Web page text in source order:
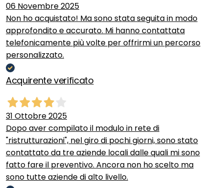
06 Novembre 2025
Non ho acquistato! Ma sono stata seguita in modo
approfondito e accurato. Mi hanno contattata
telefonicamente più volte per offrirmi un percorso
personalizzato.
Acquirente verificato
31 Ottobre 2025
Dopo aver compilato il modulo in rete di
"ristrutturazioni", nel giro di pochi giorni, sono stato
contattato da tre aziende locali dalle quali mi sono
fatto fare il preventivo. Ancora non ho scelto ma
sono tutte aziende di alto livello.